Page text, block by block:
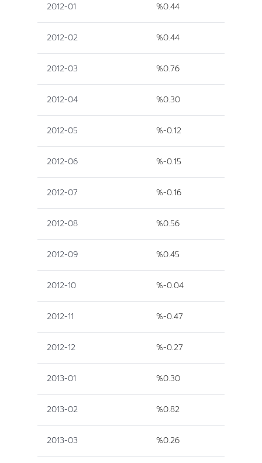
2012-01 %0.44
2012-02 %0.44
2012-03 %0.76
2012-04 %0.30
2012-05 %-0.12
2012-06 %-0.15
2012-07 %-0.16
2012-08 %0.56
2012-09 %0.45
2012-10 %-0.04
2012-11 %-0.47
2012-12 %-0.27
2013-01 %0.30
2013-02 %0.82
2013-03 %0.26